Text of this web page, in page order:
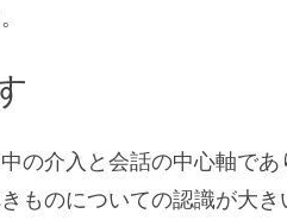
の介入と会話の中心軸であ
ものについての認識が大